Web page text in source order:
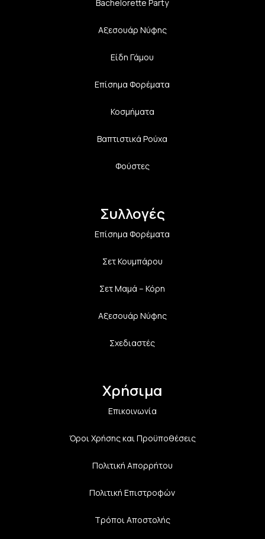
Bachelorette Party
Αξεσουάρ Νύφης
Είδη Γάμου
Επίσημα Φορέματα
Κοσμήματα
Βαπτιστικά Ρούχα
Φούστες
Συλλογές
Επίσημα Φορέματα
Σετ Κουμπάρου
Σετ Μαμά – Κόρη
Αξεσουάρ Νύφης
Σχεδιαστές
Χρήσιμα
Επικοινωνία
Όροι Χρήσης και Προϋποθέσεις
Πολιτική Aπορρήτου
Πολιτική Επιστροφών
Τρόποι Αποστολής